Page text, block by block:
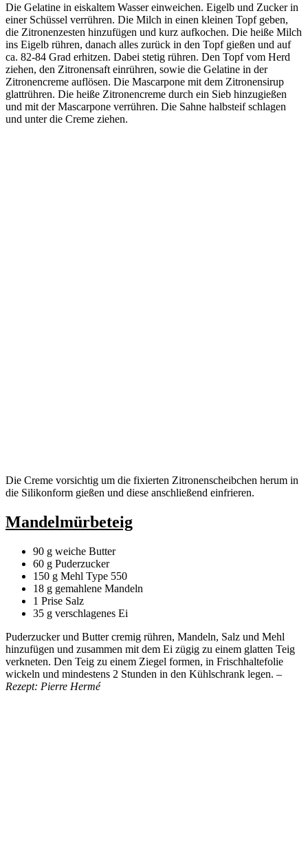
Die Gelatine in eiskaltem Wasser einweichen. Eigelb und Zucker in
einer Schüssel verrühren. Die Milch in einen kleinen Topf geben,
die Zitronenzesten hinzufügen und kurz aufkochen. Die heiße Milch
ins Eigelb rühren, danach alles zurück in den Topf gießen und auf
ca. 82-84 Grad erhitzen. Dabei stetig rühren. Den Topf vom Herd
ziehen, den Zitronensaft einrühren, sowie die Gelatine in der
Zitronencreme auflösen. Die Mascarpone mit dem Zitronensirup
glattrühren. Die heiße Zitronencreme durch ein Sieb hinzugießen
und mit der Mascarpone verrühren. Die Sahne halbsteif schlagen
und unter die Creme ziehen.
Die Creme vorsichtig um die fixierten Zitronenscheibchen herum in
die Silikonform gießen und diese anschließend einfrieren.
Mandelmürbeteig
90 g weiche Butter
60 g Puderzucker
150 g Mehl Type 550
18 g gemahlene Mandeln
1 Prise Salz
35 g verschlagenes Ei
Puderzucker und Butter cremig rühren, Mandeln, Salz und Mehl
hinzufügen und zusammen mit dem Ei zügig zu einem glatten Teig
verkneten. Den Teig zu einem Ziegel formen, in Frischhaltefolie
wickeln und mindestens 2 Stunden in den Kühlschrank legen. –
Rezept: Pierre Hermé